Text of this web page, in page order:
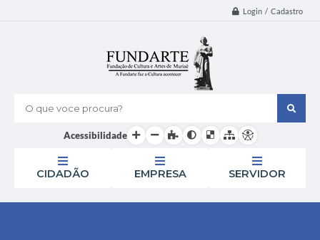
Login / Cadastro
O que voce procura?
Acessibilidade
CIDADÃO EMPRESA SERVIDOR